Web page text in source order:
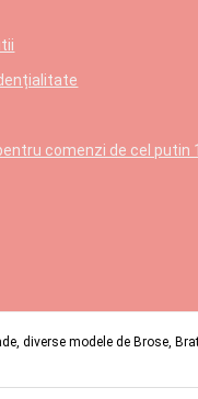
comenzi de cel putin
diverse modele de Brose,